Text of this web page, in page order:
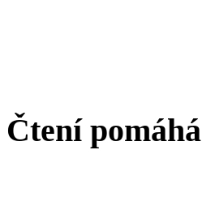
Čtení pomáhá